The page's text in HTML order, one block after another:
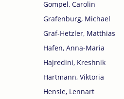
Gompel, Carolin
Grafenburg, Michael
Graf-Hetzler, Matthias
Hafen, Anna-Maria
Hajredini, Kreshnik
Hartmann, Viktoria
Hensle, Lennart